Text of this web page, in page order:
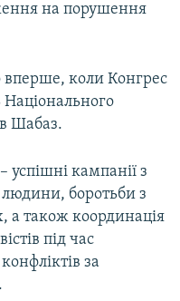
на порушення
вперше, коли Конгрес
Національного
Шабаз.
успішні кампанії з
боротьби з
а також координація
під час
за